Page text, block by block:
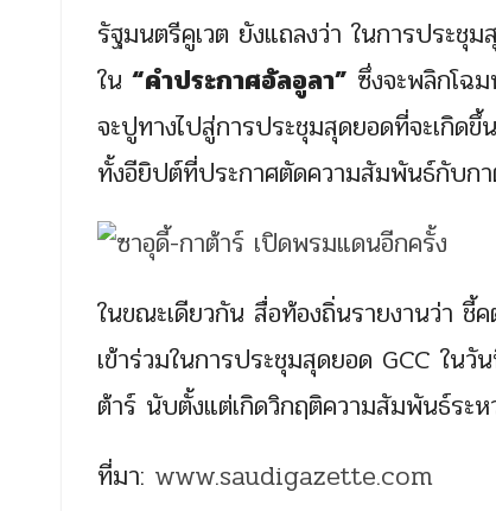
รัฐมนตรีคูเวต ยังแถลงว่า ในการประชุ
ใน “คำประกาศอัลอูลา” ซึ่งจะพลิกโฉ
จะปูทางไปสู่การประชุมสุดยอดที่จะเกิด
ทั้งอียิปต์ที่ประกาศตัดความสัมพันธ์กับก
ในขณะเดียวกัน สื่อท้องถิ่นรายงานว่า
เข้าร่วมในการประชุมสุดยอด GCC ใน
ต้าร์ นับตั้งแต่เกิดวิกฤติความสัมพันธ์ระ
ที่มา: www.saudigazette.com